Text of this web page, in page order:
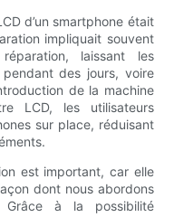
d’un smartphone était
impliquait souvent
laissant les
des jours, voire
de la machine
LCD, les utilisateurs
sur place, réduisant
est important, car elle
dont nous abordons
Grâce à la possibilité